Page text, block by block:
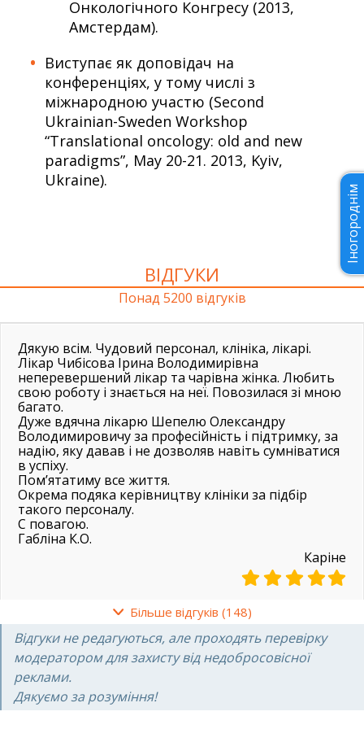
Онкологічного Конгресу (2013,
Амстердам).
Виступає як доповідач на
конференціях, у тому числі з
міжнародною участю (Second
Ukrainian-Sweden Workshop
“Translational oncology: old and new
paradigms”, May 20-21. 2013, Kyiv,
Ukraine).
ВІДГУКИ
Понад 5200 відгуків
Дякую всім. Чудовий персонал, клініка, лікарі.
Лікар Чибісова Ірина Володимирівна
неперевершений лікар та чарівна жінка. Любить
свою роботу і знається на неї. Повозилася зі мною
багато.
Дуже вдячна лікарю Шепелю Олександру
Володимировичу за професійність і підтримку, за
надію, яку давав і не дозволяв навіть сумніватися
в успіху.
Пом’ятатиму все життя.
Окрема подяка керівництву клініки за підбір
такого персоналу.
С повагою.
Габліна К.О.
Каріне
Клініку дуже рекомендую. Самий
висококваліфікований лікар, якого я тут зустріла –
Олександр Володимирович Шепіль. Дуже
досвідчений та прогресивний. І умови в клініці
Більше відгуків (148)
Відгуки не редагуються, але проходять перевірку
модератором для захисту від недобросовісної
реклами.
Дякуємо за розуміння!
Іногороднім